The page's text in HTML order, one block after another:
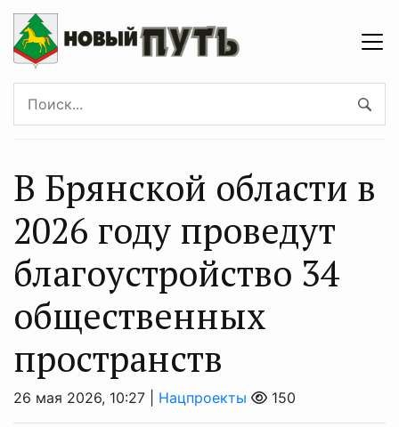
В Брянской области в
2026 году проведут
благоустройство 34
общественных
пространств
26 мая 2026, 10:27 | Нацпроекты 150